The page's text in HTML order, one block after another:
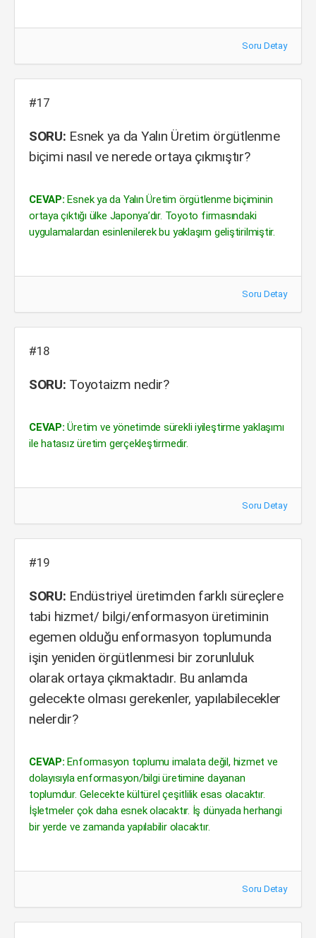
Soru Detay
#17
SORU: Esnek ya da Yalın Üretim örgütlenme
biçimi nasıl ve nerede ortaya çıkmıştır?
CEVAP: Esnek ya da Yalın Üretim örgütlenme biçiminin
ortaya çıktığı ülke Japonya’dır. Toyoto firmasındaki
uygulamalardan esinlenilerek bu yaklaşım geliştirilmiştir.
Soru Detay
#18
SORU: Toyotaizm nedir?
CEVAP: Üretim ve yönetimde sürekli iyileştirme yaklaşımı
ile hatasız üretim gerçekleştirmedir.
Soru Detay
#19
SORU: Endüstriyel üretimden farklı süreçlere
tabi hizmet/ bilgi/enformasyon üretiminin
egemen olduğu enformasyon toplumunda
işin yeniden örgütlenmesi bir zorunluluk
olarak ortaya çıkmaktadır. Bu anlamda
gelecekte olması gerekenler, yapılabilecekler
nelerdir?
CEVAP: Enformasyon toplumu imalata değil, hizmet ve
dolayısıyla enformasyon/bilgi üretimine dayanan
toplumdur. Gelecekte kültürel çeşitlilik esas olacaktır.
İşletmeler çok daha esnek olacaktır. İş dünyada herhangi
bir yerde ve zamanda yapılabilir olacaktır.
Soru Detay